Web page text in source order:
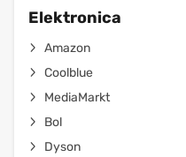
Elektronica
Amazon
Coolblue
MediaMarkt
Bol
Dyson